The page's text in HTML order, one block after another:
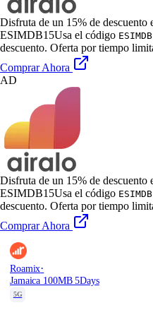
Disfruta de un 15% de
ESIMDB15Usa el código
descuento. Oferta por tiempo
Comprar Ahora
AD
Disfruta de un 15% de
ESIMDB15Usa el código
descuento. Oferta por tiempo
Comprar Ahora
Roamix·
Jamaica 100MB 5Days
5G